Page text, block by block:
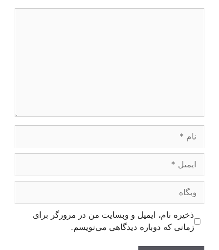
ایمیل
وبگاه
ذخیره نام، ایمیل و وبسایت من در مرورگر برای
زمانی که دوباره دیدگاهی می‌نویسم.